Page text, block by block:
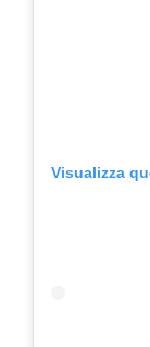
Visualizza